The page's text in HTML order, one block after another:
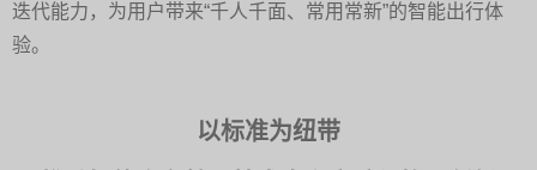
迭代能力，为用户带来“千人千面、常用常新”的智能出行体
验。
以标准为纽带